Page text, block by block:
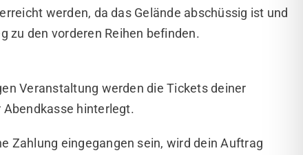
werden, da das Gelände abschüssig ist und
zu den vorderen Reihen befinden.
Veranstaltung werden die Tickets deiner
hinterlegt.
Zahlung eingegangen sein, wird dein Auftrag